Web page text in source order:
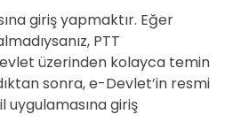
giriş yapmaktır. Eğer
PTT
üzerinden kolayca temin
sonra, e-Devlet’in resmi
giriş